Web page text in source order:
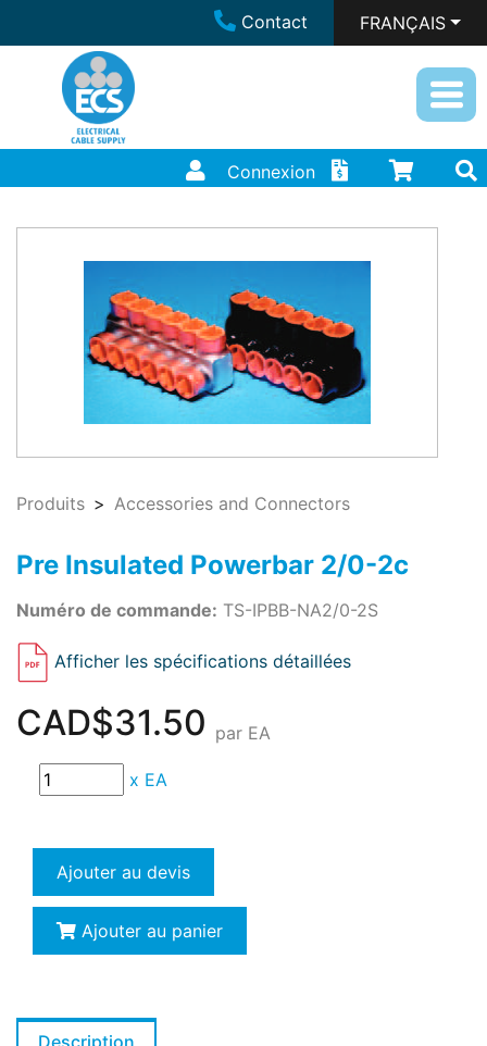
Contact FRANÇAIS
Connexion
Produits Accessories and Connectors
Pre Insulated Powerbar 2/0-2c
Numéro de commande: TS-IPBB-NA2/0-2S
Afficher les spécifications détaillées
CAD$31.50 par EA
x EA
Ajouter au devis
Ajouter au panier